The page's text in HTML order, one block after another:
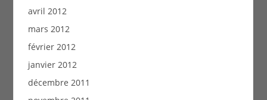
avril 2012
mars 2012
février 2012
janvier 2012
décembre 2011